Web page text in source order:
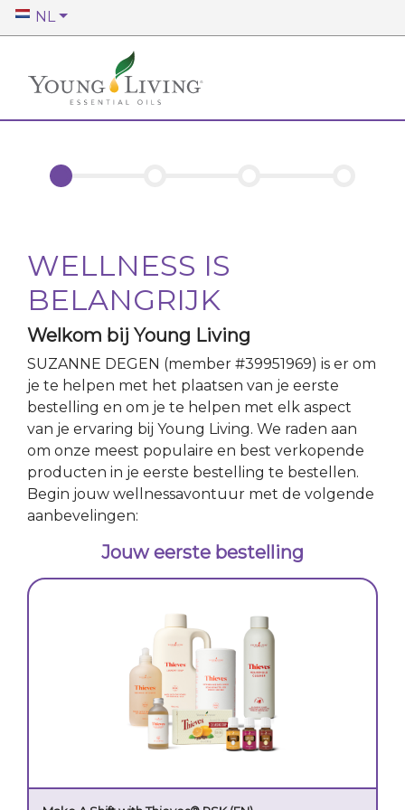
NL
WELLNESS IS
BELANGRIJK
Welkom bij Young Living
SUZANNE DEGEN (member #39951969) is er om
je te helpen met het plaatsen van je eerste
bestelling en om je te helpen met elk aspect
van je ervaring bij Young Living. We raden aan
om onze meest populaire en best verkopende
producten in je eerste bestelling te bestellen.
Begin jouw wellnessavontuur met de volgende
aanbevelingen:
Jouw eerste bestelling